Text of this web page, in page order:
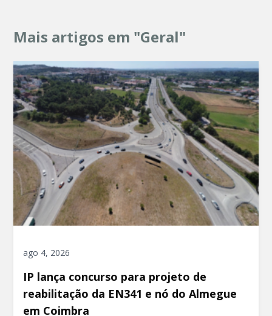
Mais artigos em "Geral"
ago 4, 2026
IP lança concurso para projeto de
reabilitação da EN341 e nó do Almegue
em Coimbra